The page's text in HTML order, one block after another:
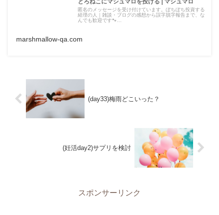
匿名のメッセージを受け付けています。ぼちぼち投資する
経理の人｜雑談・ブログの感想から誤字脱字報告まで、な
んでも歓迎です🐾…
marshmallow-qa.com
(day33)梅雨どこいった？
(妊活day2)サプリを検討
スポンサーリンク